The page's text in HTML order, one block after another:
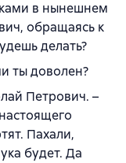
в нынешнем
обращаясь к
делать?
ты доволен?
Петрович. –
Пахали,
будет. Да